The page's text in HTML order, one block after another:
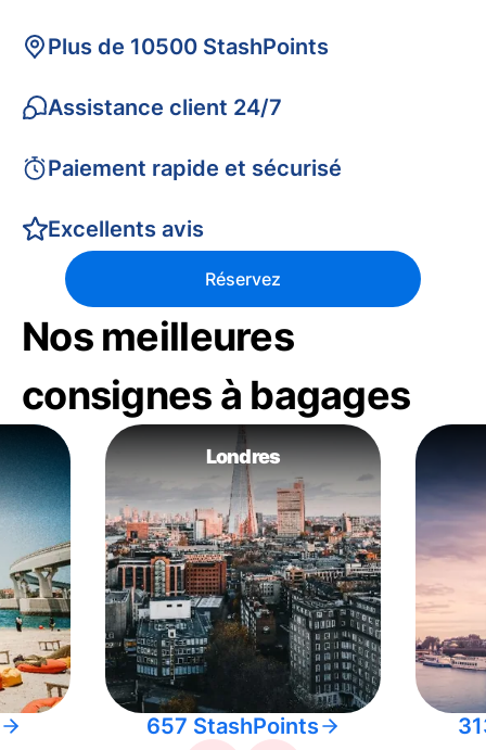
Plus de 10500 StashPoints
Assistance client 24/7
Paiement rapide et sécurisé
Excellents avis
Réservez
Nos meilleures
consignes à bagages
Londres
657 StashPoints